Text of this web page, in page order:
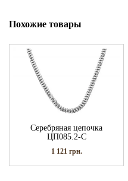
Похожие товары
Серебряная цепочка
ЦП085.2-С
1 121 грн.